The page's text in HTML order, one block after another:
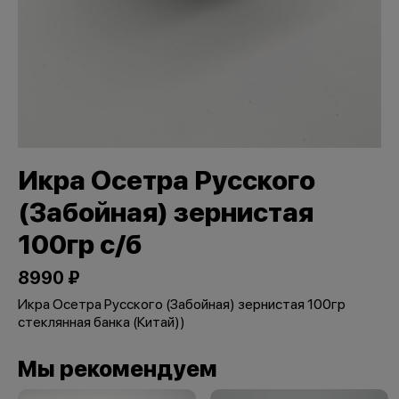
Икра Осетра Русского
(Забойная) зернистая
100гр с/б
8990 ₽
Икра Осетра Русского (Забойная) зернистая 100гр
стеклянная банка (Китай))
Мы рекомендуем